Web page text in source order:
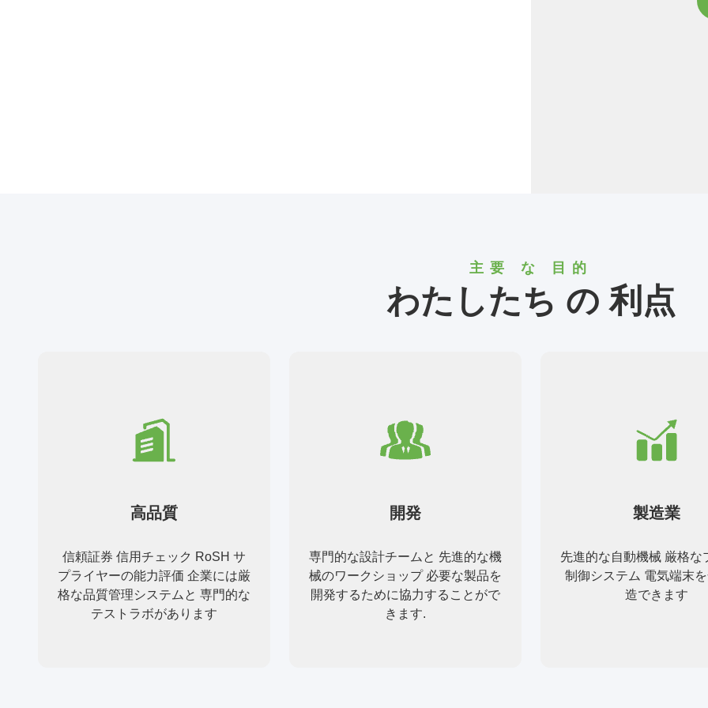
います。優れた医
主要 な 目的
わたしたち の 利点
高品質
信頼証券 信用チェック RoSH サ
プライヤーの能力評価 企業には厳
格な品質管理システムと 専門的な
テストラボがあります
開発
専門的な設計チームと 先進的な機
械のワークショップ 必要な製品を
開発するために協力することがで
きます.
製造業
先進的な自動機械 厳格な
制御システム 電気端末
造できます